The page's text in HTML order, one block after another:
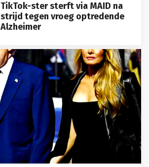
TikTok-ster sterft via MAID na
strijd tegen vroeg optredende
Alzheimer